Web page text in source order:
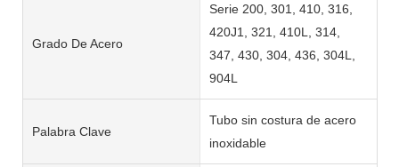
Grado De Acero
Serie 200, 301, 410, 316,
420J1, 321, 410L, 314,
347, 430, 304, 436, 304L,
904L
Palabra Clave
Tubo sin costura de acero
inoxidable